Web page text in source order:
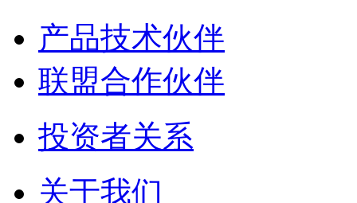
产品技术伙伴
联盟合作伙伴
投资者关系
关于我们